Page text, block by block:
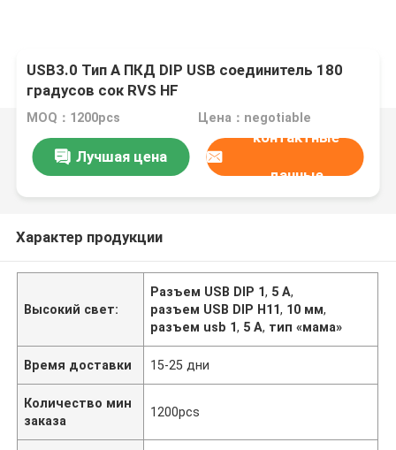
USB3.0 Тип A ПКД DIP USB соединитель 180
градусов сок RVS HF
MOQ：1200pcs Цена：negotiable
Лучшая цена
контактные
данные
Характер продукции
Высокий свет:
Разъем USB DIP 1, 5 А,
разъем USB DIP H11, 10 мм,
разъем usb 1, 5 А, тип «мама»
Время доставки 15-25 дни
Количество мин
заказа
1200pcs